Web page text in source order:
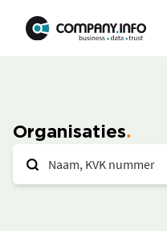
Organisaties